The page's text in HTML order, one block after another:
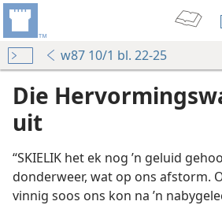
w87 10/1 bl. 22-25
Die
uit
“SKIELIK het ek nog ’n geluid
donderweer, wat op ons afstorm.
vinnig soos ons kon na ’n